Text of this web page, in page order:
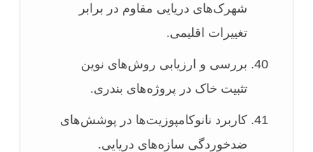
شهرک‌های دریایی مقاوم در برابر
تغییرات اقلیمی.
بررسی و ارزیابی روش‌های نوین
تثبیت خاک در پروژه‌های بندری.
کاربرد نانوکامپوزیت‌ها در پوشش‌های
ضدخوردگی سازه‌های دریایی.